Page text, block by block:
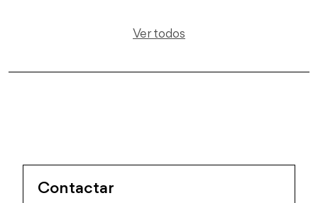
Ver todos
Contactar